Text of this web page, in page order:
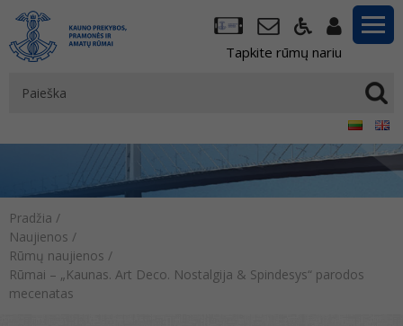
Tapkite rūmų nariu
Pradžia /
Naujienos /
Rūmų naujienos /
Rūmai – „Kaunas. Art Deco. Nostalgija & Spindesys“ parodos
mecenatas